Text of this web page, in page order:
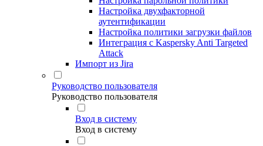
Настройка двухфакторной
аутентификации
Настройка политики загрузки файлов
Интеграция с Kaspersky Anti Targeted
Attack
Импорт из Jira
Руководство пользователя
Руководство пользователя
Вход в систему
Вход в систему